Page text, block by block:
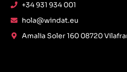
+34 931 934 001
hola@windat.eu
Amalia Soler 160 08720